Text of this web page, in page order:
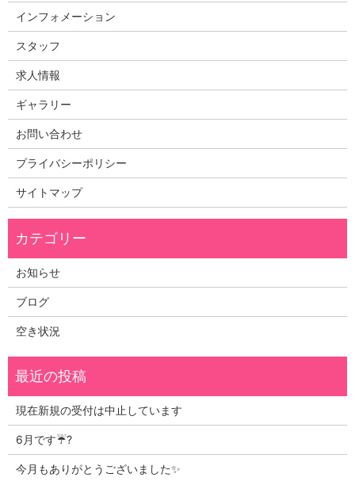
インフォメーション
スタッフ
求人情報
ギャラリー
お問い合わせ
プライバシーポリシー
サイトマップ
お知らせ
ブログ
空き状況
現在新規の受付は中止しています
6月です☔?
今月もありがとうございました✨